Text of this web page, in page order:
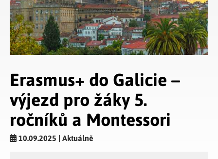
Erasmus+ do Galicie –
výjezd pro žáky 5.
ročníků a Montessori
10.09.2025 | Aktuálně